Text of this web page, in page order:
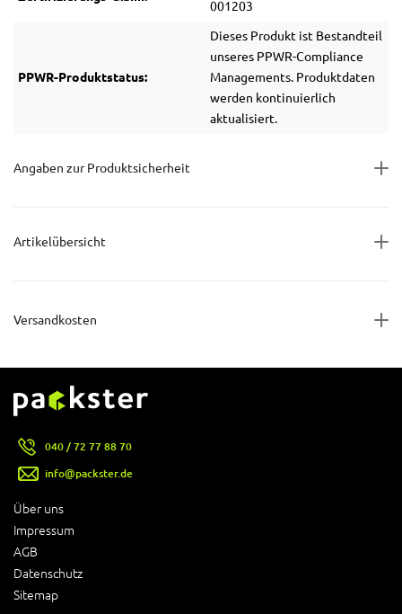
001203
PPWR-Produktstatus:
Dieses Produkt ist Bestandteil
unseres PPWR-Compliance
Managements. Produktdaten
werden kontinuierlich
aktualisiert.
Angaben zur Produktsicherheit
Artikelübersicht
Versandkosten
Über uns
Impressum
AGB
Datenschutz
Sitemap
040 / 72 77 88 70
info@packster.de